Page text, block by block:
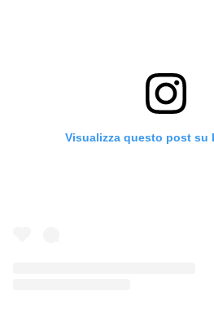
Visualizza questo post su